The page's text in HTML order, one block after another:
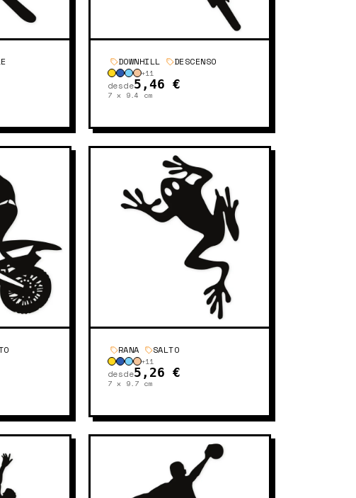
DOWNHILL DESCENSO
+11
desde5,46 €
7 x 9.4 cm
RANA SALTO
+11
desde5,26 €
7 x 9.7 cm